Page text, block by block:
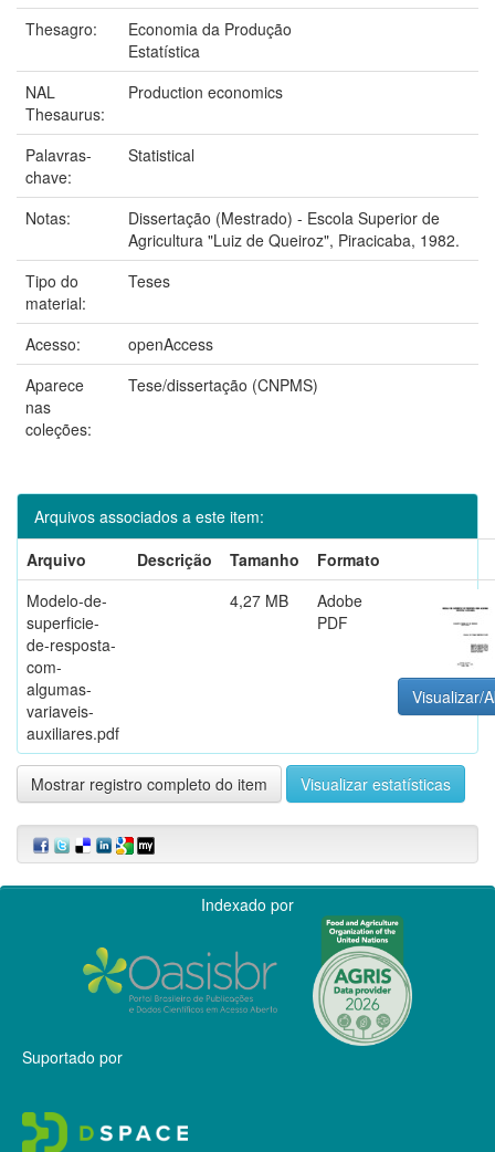
Thesagro:
Economia da Produção
Estatística
NAL
Thesaurus:
Production economics
Palavras-
chave:
Statistical
Notas:
Dissertação (Mestrado) - Escola Superior de
Agricultura "Luiz de Queiroz", Piracicaba, 1982.
Tipo do
material:
Teses
Acesso:
openAccess
Aparece
nas
coleções:
Tese/dissertação (CNPMS)
Arquivos associados a este item:
Arquivo
Descrição Tamanho
Formato
Modelo-de-
superficie-
de-resposta-
com-
algumas-
variaveis-
auxiliares.pdf
4,27 MB
Adobe
PDF
Visualizar/
Mostrar registro completo do item Visualizar estatísticas
Indexado por
Suportado por